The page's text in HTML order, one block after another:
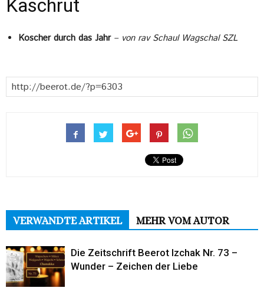
Kaschrut
Koscher durch das Jahr – von rav Schaul Wagschal SZL
VERWANDTE ARTIKEL MEHR VOM AUTOR
Die Zeitschrift Beerot Izchak Nr. 73 –
Wunder – Zeichen der Liebe